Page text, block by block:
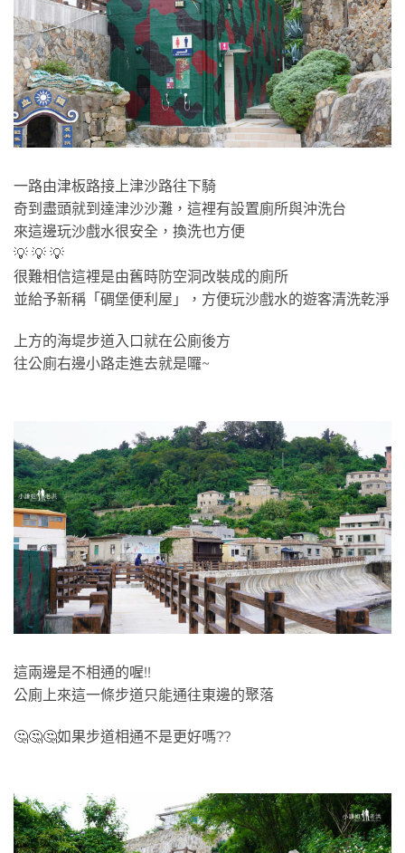
一路由津板路接上津沙路往下騎
奇到盡頭就到達津沙沙灘，這裡有設置廁所與沖洗台
來這邊玩沙戲水很安全，換洗也方便
💡 💡 💡
很難相信這裡是由舊時防空洞改裝成的廁所
並給予新稱「碉堡便利屋」，方便玩沙戲水的遊客清洗乾淨
上方的海堤步道入口就在公廁後方
往公廁右邊小路走進去就是囉~
這兩邊是不相通的喔!!
公廁上來這一條步道只能通往東邊的聚落
🤔🤔🤔如果步道相通不是更好嗎??